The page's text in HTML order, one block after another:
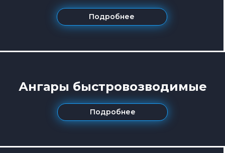
Подробнее
Ангары быстровозводимые
Подробнее